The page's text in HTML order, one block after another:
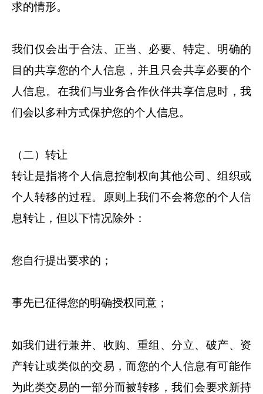
求的情形。
我们仅会出于合法、正当、必要、特定、明确的
目的共享您的个人信息，并且只会共享必要的个
人信息。在我们与业务合作伙伴共享信息时，我
们会以多种方式保护您的个人信息。
（二）转让
转让是指将个人信息控制权向其他公司、组织或
个人转移的过程。原则上我们不会将您的个人信
息转让，但以下情况除外：
您自行提出要求的；
事先已征得您的明确授权同意；
如我们进行兼并、收购、重组、分立、破产、资
产转让或类似的交易，而您的个人信息有可能作
为此类交易的一部分而被转移，我们会要求新持